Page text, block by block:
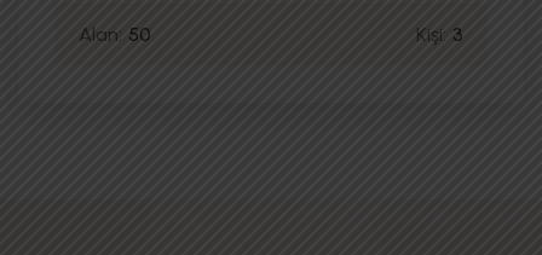
Alan: 50 Kişi: 3